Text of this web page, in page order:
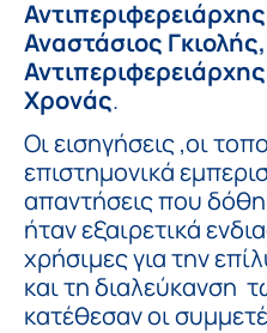
Αναστάσιος
Χρονάς.
Οι εισηγήσεις ,οι
επιστημονικά
απαντήσεις που
ήταν εξαιρετικά
χρήσιμες για την
και τη διαλεύκανση
κατέθεσαν οι